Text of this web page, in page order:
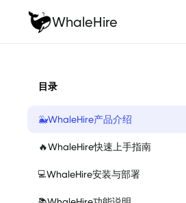
WhaleHire
目录
🐳WhaleHire产品介绍
🔥WhaleHire快速上手指南
💻WhaleHire安装与部署